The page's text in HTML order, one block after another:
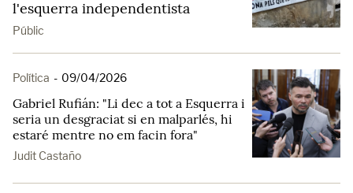
l'esquerra independentista
Públic
Política - 09/04/2026
Gabriel Rufián: "Li dec a tot a Esquerra i
seria un desgraciat si en malparlés, hi
estaré mentre no em facin fora"
Judit Castaño